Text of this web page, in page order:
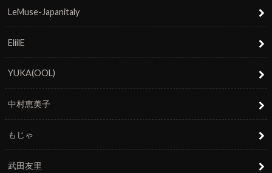
LeMuse-Japanitaly
EliilE
YUKA(OOL)
中村恵美子
もじゃ
武田友里